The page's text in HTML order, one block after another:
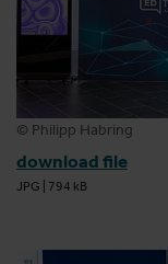
© Philipp Habring
download file
JPG 794 kB